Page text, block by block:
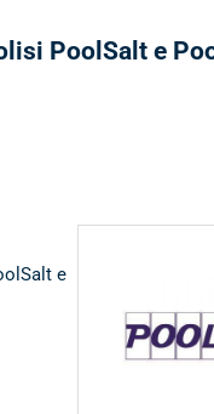
PoolSalt e
in
accessori e
e